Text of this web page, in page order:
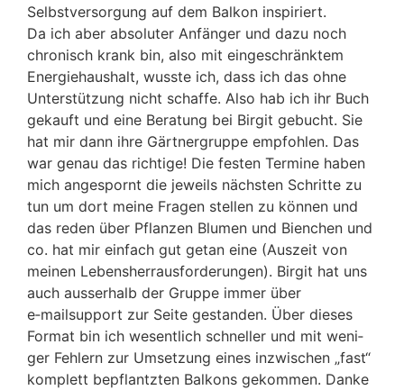
Selbst­ver­sor­gung auf dem Bal­kon inspi­riert.
Da ich aber abso­lu­ter Anfän­ger und dazu noch
chro­nisch krank bin, also mit ein­ge­schränk­tem
Ener­gie­haus­halt, wuss­te ich, dass ich das ohne
Unter­stüt­zung nicht schaf­fe. Also hab ich ihr Buch
gekauft und eine Bera­tung bei Bir­git gebucht. Sie
hat mir dann ihre Gärt­ner­grup­pe emp­foh­len. Das
war genau das rich­ti­ge! Die fes­ten Ter­mi­ne haben
mich ange­spornt die jeweils nächs­ten Schrit­te zu
tun um dort mei­ne Fra­gen stel­len zu kön­nen und
das reden über Pflan­zen Blu­men und Bien­chen und
co. hat mir ein­fach gut getan eine (Aus­zeit von
mei­nen Lebens­her­raus­for­de­run­gen). Bir­git hat uns
auch aus­ser­halb der Grup­pe immer über
e‑mailsupport zur Sei­te gestan­den. Über die­ses
For­mat bin ich wesent­lich schnel­ler und mit weni­
ger Feh­lern zur Umset­zung eines inzwi­schen „fast“
kom­plett bepflantz­ten Bal­kons gekom­men. Dan­ke